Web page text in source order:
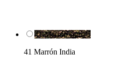
41 Marrón India
41 Marrón India